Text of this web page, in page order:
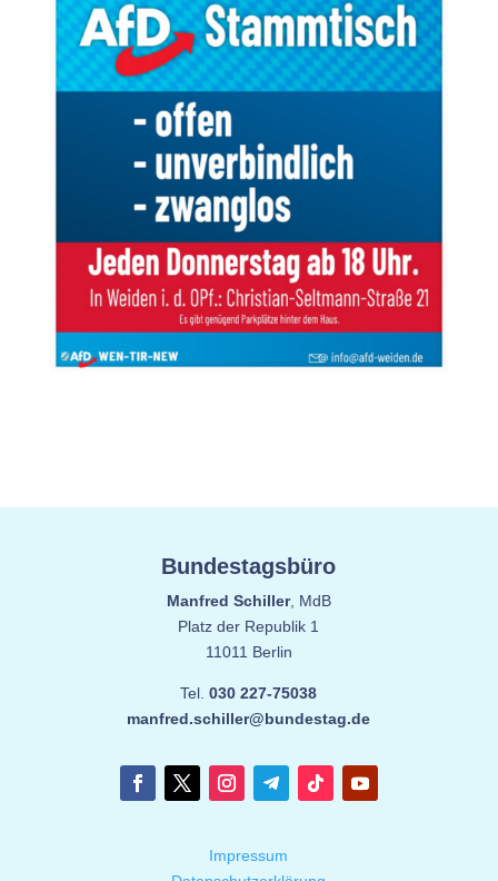
Bundestagsbüro
Manfred Schiller, MdB
Platz der Republik 1
11011 Berlin
Tel.030 227-75038
manfred.schiller@bundestag.de
Impressum